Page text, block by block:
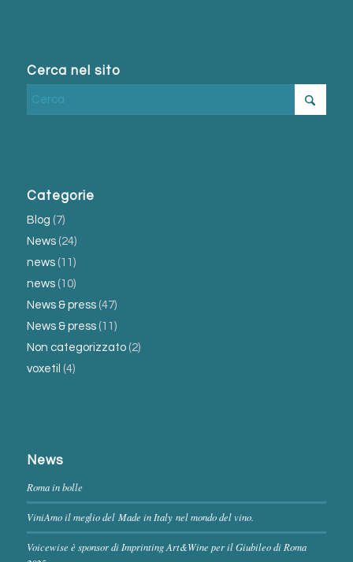
Cerca nel sito
Categorie
Blog (7)
News(24)
news(11)
news(10)
News & press(47)
News & press(11)
Non categorizzato(2)
voxetil (4)
News
Roma in bolle
ViniAmo il meglio del Made in Italy nel mondo del vino.
Voicewise è sponsor di Imprinting Art&Wine per il Giubileo di Roma